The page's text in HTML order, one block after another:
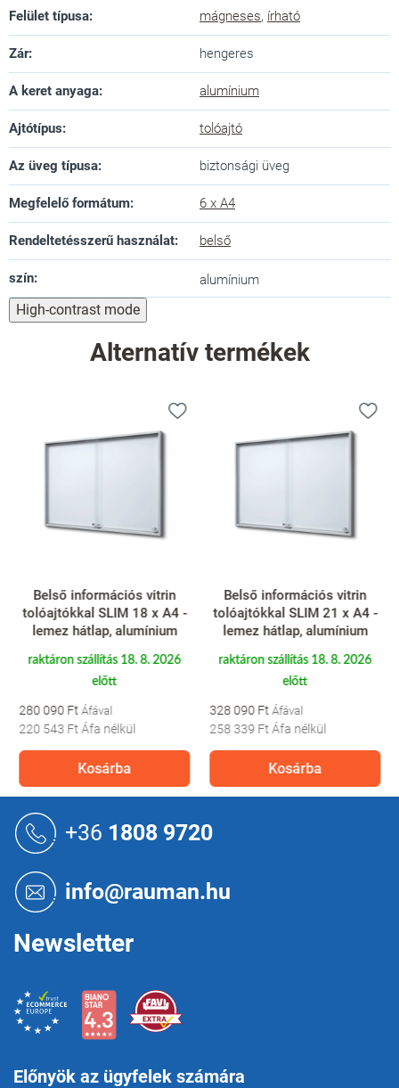
Felület típusa: mágneses, írható
Zár: hengeres
A keret anyaga: alumínium
Ajtótípus: tolóajtó
Az üveg típusa: biztonsági üveg
Megfelelő formátum: 6 x A4
Rendeltetésszerű használat: belső
szín: alumínium
High-contrast mode
Alternatív termékek
Belső információs vitrin
tolóajtókkal SLIM 18 x A4 -
lemez hátlap, alumínium
raktáron szállítás 18. 8. 2026
előtt
280 090 Ft
220 543 Ft Áfa nélkül
Kosárba
Belső információs vitrin
tolóajtókkal SLIM 21 x A4 -
lemez hátlap, alumínium
raktáron szállítás 18. 8. 2026
előtt
328 090 Ft
258 339 Ft Áfa nélkül
Kosárba
+36 1808 9720
info@rauman.hu
Newsletter
Előnyök az ügyfelek számára